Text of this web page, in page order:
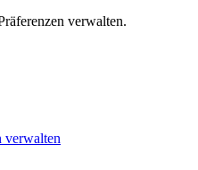
verwalten.
verwalten